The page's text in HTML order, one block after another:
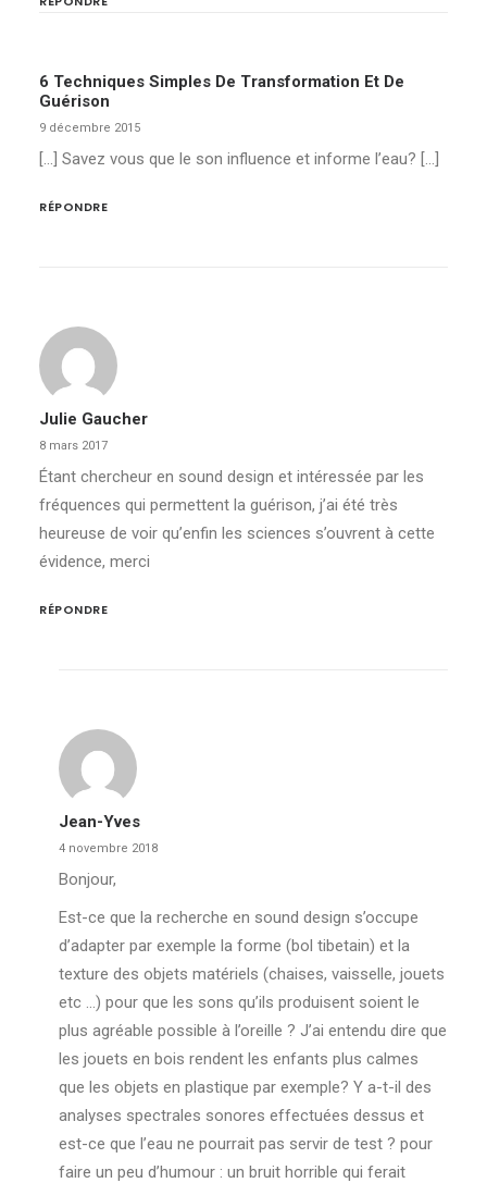
6 Techniques Simples De Transformation Et De
Guérison
9 décembre 2015
[…] Savez vous que le son influence et informe l’eau? […]
RÉPONDRE
Julie Gaucher
8 mars 2017
Étant chercheur en sound design et intéressée par les
fréquences qui permettent la guérison, j’ai été très
heureuse de voir qu’enfin les sciences s’ouvrent à cette
évidence, merci
RÉPONDRE
Jean-Yves
4 novembre 2018
Bonjour,
Est-ce que la recherche en sound design s’occupe
d’adapter par exemple la forme (bol tibetain) et la
texture des objets matériels (chaises, vaisselle, jouets
etc …) pour que les sons qu’ils produisent soient le
plus agréable possible à l’oreille ? J’ai entendu dire que
les jouets en bois rendent les enfants plus calmes
que les objets en plastique par exemple? Y a-t-il des
analyses spectrales sonores effectuées dessus et
est-ce que l’eau ne pourrait pas servir de test ? pour
faire un peu d’humour : un bruit horrible qui ferait